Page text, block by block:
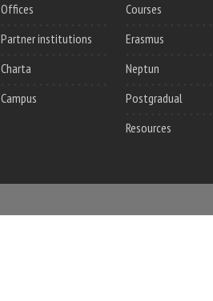
Offices
Partner institutions
Charta
Campus
Courses
Erasmus
Neptun
Postgradual
Resources